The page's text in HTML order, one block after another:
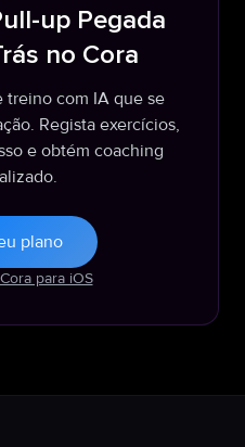
up Pegada
no Cora
treino com IA que se
Regista exercícios,
e obtém coaching
plano
para iOS